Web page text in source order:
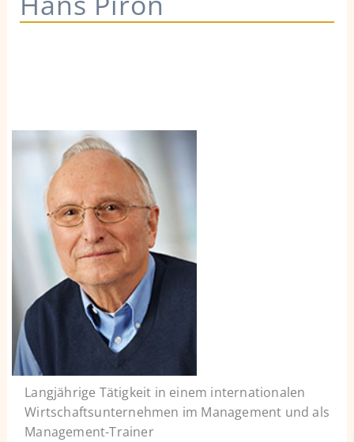
Langjährige Tätigkeit in einem internationalen
Wirtschaftsunternehmen im Management und als
Management-Trainer